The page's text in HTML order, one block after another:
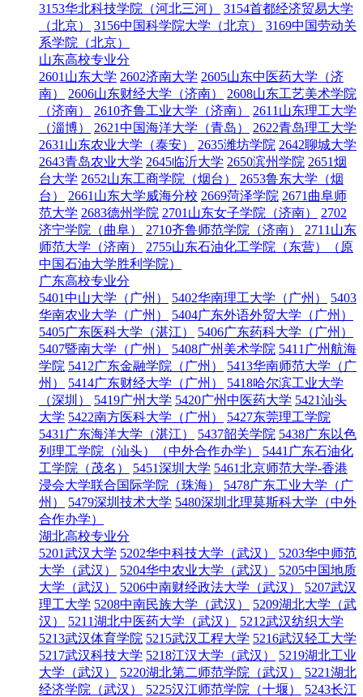
3153华北科技学院（河北三河）
3154首都经济贸易大学
（北京）
3156中国科学院大学（北京）
3169中国劳动关
系学院（北京）
山东高校专业分
2601山东大学 2602济南大学 2605山东中医药大学（济
南）
2606山东财经大学（济南）
2608山东工艺美术学院
（济南）
2610齐鲁工业大学（济南）
2611山东理工大学
（淄博）
2621中国海洋大学（青岛）
2622青岛理工大学
2631山东农业大学（泰安）
2635潍坊学院 2642聊城大学
2643青岛农业大学 2645临沂大学 2650滨州学院 2651烟
台大学 2652山东工商学院（烟台）
2653鲁东大学（烟
台）
2661山东大学威海分校 2669菏泽学院 2671曲阜师
范大学 2683德州学院 2701山东女子学院（济南）
2702
济宁学院（曲阜）
2710齐鲁师范学院（济南）
2711山东
师范大学（济南）
2755山东石油化工学院（东营）（原
中国石油大学胜利学院）
广东高校专业分
5401中山大学（广州）
5402华南理工大学（广州）
5403
华南农业大学（广州）
5404广东外语外贸大学（广州）
5405广东医科大学（湛江）
5406广东药科大学（广州）
5407暨南大学（广州）
5408广州美术学院 5411广州航海
学院 5412广东金融学院（广州）
5413华南师范大学（广
州）
5414广东财经大学（广州）
5418哈尔滨工业大学
（深圳）
5419广州大学 5420广州中医药大学 5421汕头
大学 5422南方医科大学（广州）
5427东莞理工学院
5431广东海洋大学（湛江）
5437韶关学院 5438广东以色
列理工学院（汕头）（中外合作办学）
5441广东石油化
工学院（茂名）
5451深圳大学 5461北京师范大学-香港
浸会大学联合国际学院（珠海）
5478广东工业大学（广
州）
5479深圳技术大学 5480深圳北理莫斯科大学（中外
合作办学）
湖北高校专业分
5201武汉大学 5202华中科技大学（武汉）
5203华中师范
大学（武汉）
5204华中农业大学（武汉）
5205中国地质
大学（武汉）
5206中南财经政法大学（武汉）
5207武汉
理工大学 5208中南民族大学（武汉）
5209湖北大学（武
汉）
5211湖北中医药大学（武汉）
5212武汉纺织大学
5213武汉体育学院 5215武汉工程大学 5216武汉轻工大学
5217武汉科技大学 5218江汉大学（武汉）
5219湖北工业
大学（武汉）
5220湖北第二师范学院（武汉）
5221湖北
经济学院（武汉）
5225汉江师范学院（十堰）
5243长江